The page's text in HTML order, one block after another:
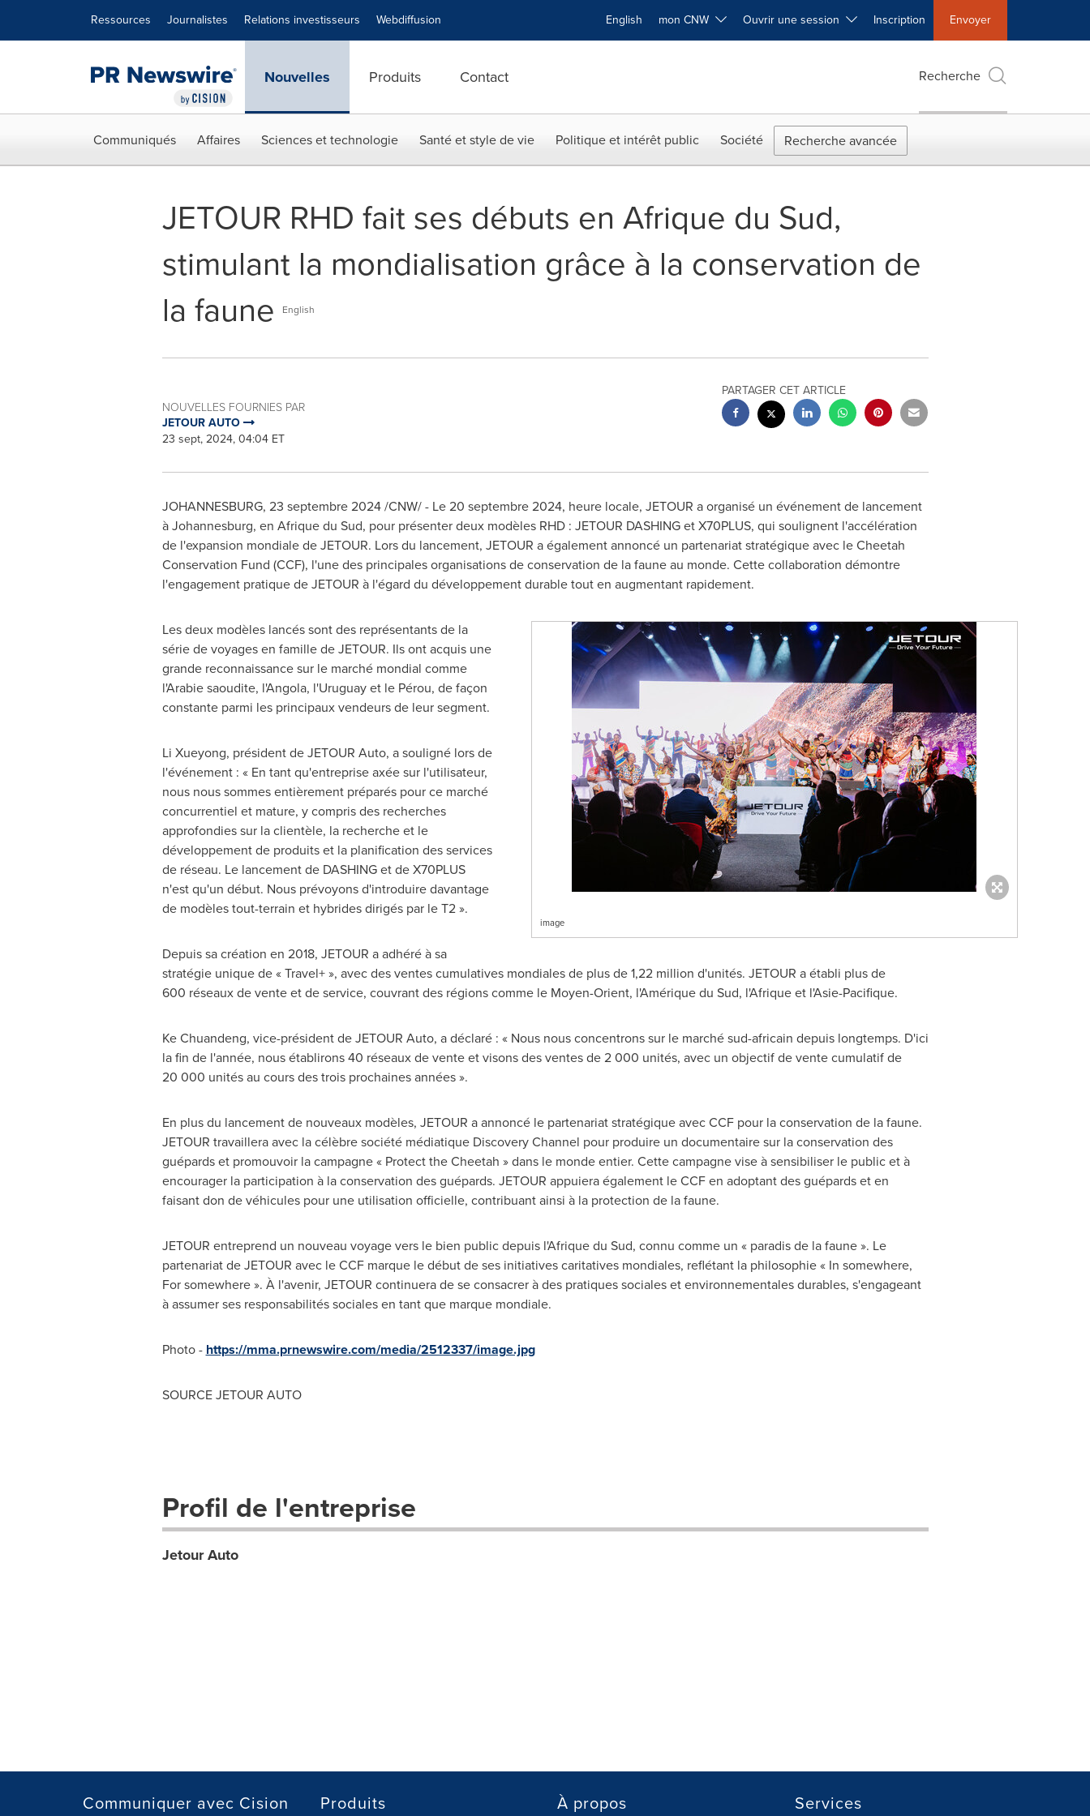
Ressources Journalistes Relations investisseurs Webdiffusion English mon CNW Ouvrir une session Inscription Envoyer
Nouvelles Produits Contact Recherche
Communiqués Affaires Sciences et technologie Santé et style de vie Politique et intérêt public Société Recherche avancée
JETOUR RHD fait ses débuts en Afrique du Sud,
stimulant la mondialisation grâce à la conservation de
la faune
English
NOUVELLES FOURNIES PAR
JETOUR AUTO
23 sept, 2024, 04:04 ET
PARTAGER CET ARTICLE
JOHANNESBURG, 23 septembre 2024/CNW/ - Le 20 septembre 2024, heure locale, JETOUR a organisé un événement de lancement
àJohannesburg, en Afrique du Sud, pour présenter deux modèles RHD : JETOUR DASHING et X70PLUS, qui soulignent l'accélération
de l'expansion mondiale de JETOUR. Lors du lancement, JETOUR a également annoncé un partenariat stratégique avec le Cheetah
Conservation Fund (CCF), l'une des principales organisations de conservation de la faune au monde. Cette collaboration démontre
l'engagement pratique de JETOUR à l'égard du développement durable tout en augmentant rapidement.
image
Les deux modèles lancés sont des représentants de la
série de voyages en famille de JETOUR. Ils ont acquis une
grande reconnaissance sur le marché mondial comme
l'Arabie saoudite, l'Angola, l'Uruguayet le Pérou, de façon
constante parmi les principaux vendeurs de leur segment.
Li Xueyong, président de JETOUR Auto, a souligné lors de
l'événement : « En tant qu'entreprise axée sur l'utilisateur,
nous nous sommes entièrement préparés pour ce marché
concurrentiel et mature, y compris des recherches
approfondies sur la clientèle, la recherche et le
développement de produits et la planification des services
de réseau. Le lancement de DASHING et de X70PLUS
n'est qu'un début. Nous prévoyons d'introduire davantage
de modèles tout-terrain et hybrides dirigés par le T2 ».
Depuis sa création en 2018, JETOUR a adhéré à sa
stratégie unique de « Travel+ », avec des ventes cumulatives mondiales de plus de 1,22 million d'unités. JETOUR a établi plus de
600 réseaux de vente et de service, couvrant des régions comme le Moyen-Orient, l'Amérique du Sud, l'Afrique et l'Asie-Pacifique.
Ke Chuandeng, vice-président de JETOUR Auto, a déclaré : « Nous nous concentrons sur le marché sud-africain depuis longtemps. D'ici
la fin de l'année, nous établirons 40 réseaux de vente et visons des ventes de 2 000 unités, avec un objectif de vente cumulatif de
20 000 unités au cours des trois prochaines années ».
En plus du lancement de nouveaux modèles, JETOUR a annoncé le partenariat stratégique avec CCF pour la conservation de la faune.
JETOUR travaillera avec la célèbre société médiatique Discovery Channel pour produire un documentaire sur la conservation des
guépards et promouvoir la campagne « Protect the Cheetah » dans le monde entier. Cette campagne vise à sensibiliser le public et à
encourager la participation à la conservation des guépards. JETOUR appuiera également le CCF en adoptant des guépards et en
faisant don de véhicules pour une utilisation officielle, contribuant ainsi à la protection de la faune.
JETOUR entreprend un nouveau voyage vers le bien public depuis l'Afrique du Sud, connu comme un « paradis de la faune ». Le
partenariat de JETOUR avec le CCF marque le début de ses initiatives caritatives mondiales, reflétant la philosophie « In somewhere,
For somewhere ». À l'avenir, JETOUR continuera de se consacrer à des pratiques sociales et environnementales durables, s'engageant
à assumer ses responsabilités sociales en tant que marque mondiale.
Photo - https://mma.prnewswire.com/media/2512337/image.jpg
SOURCE JETOUR AUTO
Profil de l'entreprise
Jetour Auto
Communiquer avec Cision Produits À propos Services